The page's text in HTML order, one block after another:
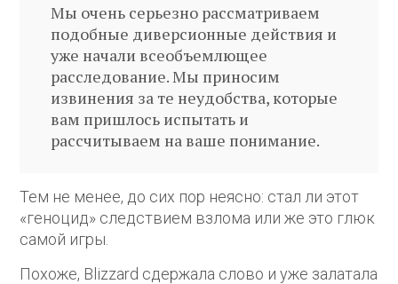
Мы очень серьезно рассматриваем
подобные диверсионные действия и
уже начали всеобъемлющее
расследование. Мы приносим
извинения за те неудобства, которые
вам пришлось испытать и
рассчитываем на ваше понимание.
Тем не менее, до сих пор неясно: стал ли этот
«геноцид» следствием взлома или же это глюк
самой игры.
Похоже, Blizzard сдержала слово и уже залатала